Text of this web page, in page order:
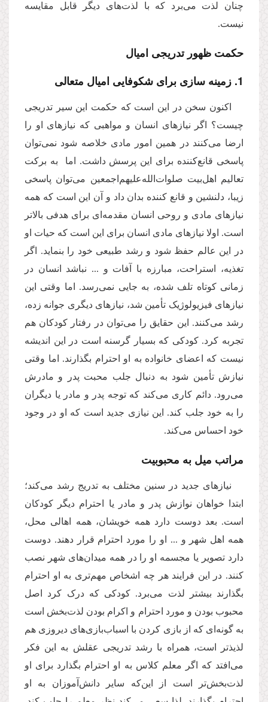
چنان لذت می‌برد که با لذت‌های دیگر قابل مقایسه
نیست.
حکمت ظهور تدریجی امیال
1. زمینه سازی برای شکوفایی امیال متعالی
اکنون سخن در این است که حکمت این سیر تدریجی
چیست؟ اگر نیازهای انسان و مواهبی که نیازهای او را
ارضا می‌کنند در همین امور مادی خلاصه شود نمی‌توان
پاسخی قانع‌کننده برای این پرسش داشت. اما به برکت
تعالیم اهل‌بیت صلوات‌الله‌علیهم‌اجمعین می‌توان پاسخی
زیبا، دلنشین و قانع کننده بدان داد و آن این است که همه
نیازهای مادی و روحی انسان مقدمه‌ای برای هدفی بالاتر
است. اولا نیازهای مادی انسان برای این است که حیات او
در این عالم حفظ شود و رشد طبیعی خود را بنماید. اگر
تغذیه، استراحت، مبارزه با آفات و ... نباشد انسان در
زمانی کوتاه تلف شده، به جایی نمی‌رسد. اما وقتی این‌
نیازهای فیزیولوژیک تأمین شد، نیازهای دیگری جوانه زده،
رشد می‌کنند. این‌ حقایق را می‌توان در رفتار کودکان هم
تجربه کرد. کودکی که بسیار گرسنه است در این اندیشه
نیست که اعضای خانواده به او احترام بگذارند. اما وقتی
نیازش تأمین شود به دنبال جلب محبت پدر و مادرش
می‌رود. دائم کاری می‌کند که توجه پدر و مادر یا دیگران
را به خود جلب کند. این نیازی جدید است که او در وجود
خود احساس می‌کند.
مراتب میل به محبوبیت
نیازهای جدید در سنین مختلف به تدریج رشد می‌کند؛
ابتدا خواهان نوازش پدر و مادر یا احترام دیگر کودکان
است. بعد دوست دارد همه خویشان، همه اهالی محل،
همه اهل شهر و ... او را مورد احترام قرار دهند. دوست
دارد تصویر یا مجسمه او را در همه میدان‌های شهر نصب
کنند. در این فرایند هر چه اشخاص مهم‌تری به او احترام
بگذارند بیشتر لذت می‌برد. کودکی که درک کرد اصل
محبوب بودن و مورد احترام و اکرام بودن لذت‌بخش است
به گونه‌ای که از بازی کردن با اسباب‌بازی‌های دیروزی هم
لذیذتر است، همراه با رشد تدریجی عقلش به این فکر
می‌افتد که اگر معلم کلاس به او احترام بگذارد برای او
لذت‌بخش‌تر است از این‌که سایر دانش‌آموزان به او